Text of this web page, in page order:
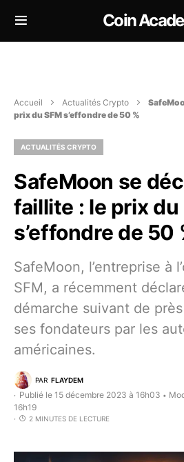
Coin
Accueil Actualités Crypto
prix du SFM s’effondre de 50 %
ACTUALITÉS CRYPTO
SafeMoon se
faillite : le prix du
s’effondre de 50
SafeMoon, l’entreprise à
SFM, a récemment
démarche suivant de
ses fondateurs par les
américaines.
PAR FLAYDEM
Publié le 15 décembre 2023 à 16h03 •
16h19
2 MINUTES DE LECTURE